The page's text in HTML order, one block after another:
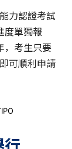
力認證考試
度單獨報
，考生只要
可順利申請